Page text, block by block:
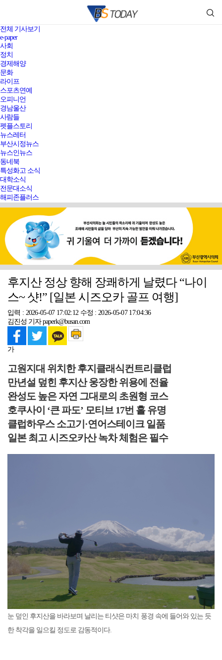
전체 기사보기
e-paper
사회
정치
경제해양
문화
라이프
스포츠연예
오피니언
경남울산
사람들
펫플스토리
뉴스레터
부산시정뉴스
뉴스인뉴스
동네북
특성화고 소식
대학소식
전문대소식
해피존플러스
후지산 정상 향해 장쾌하게 날렸다 “나이
스~ 샷!” [일본 시즈오카 골프 여행]
입력 : 2026-05-07 17:02:12 수정 : 2026-05-07 17:04:36
김진성 기자 paperk@busan.com
가
고원지대 위치한 후지클래식컨트리클럽
만년설 덮힌 후지산 웅장한 위용에 전율
완성도 높은 자연 그대로의 초원형 코스
호쿠사이 ‘큰 파도’ 모티브 17번 홀 유명
클럽하우스 소고기·연어스테이크 일품
일본 최고 시즈오카산 녹차 체험은 필수
눈 덮인 후지산을 바라보며 날리는 티샷은 마치 풍경 속에 들어와 있는 듯
한 착각을 일으킬 정도로 감동적이다.